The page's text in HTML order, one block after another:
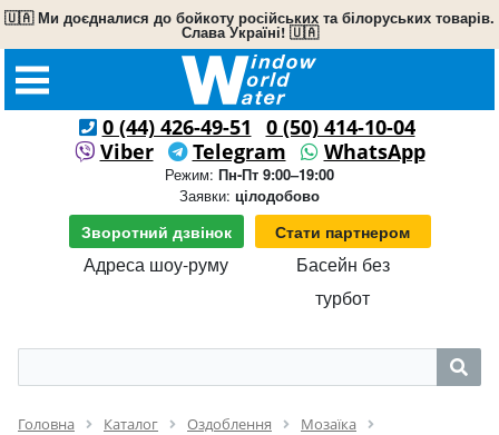
🇺🇦 Ми доєдналися до бойкоту російських та білоруських товарів.
Слава Україні! 🇺🇦
0 (44) 426-49-51
0 (50) 414-10-04
Viber
Telegram WhatsApp
Режим: Пн-Пт 9:00–19:00
Заявки: цілодобово
Зворотний дзвінок Стати партнером
Адреса шоу-руму
Басейн без
турбот
Головна Каталог Оздоблення
Мозаїка